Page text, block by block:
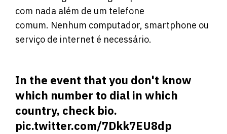
com nada além de um telefone
comum. Nenhum computador, smartphone ou
serviço de internet é necessário.
In the event that you don't know
which number to dial in which
country, check bio.
pic.twitter.com/7Dkk7EU8dp